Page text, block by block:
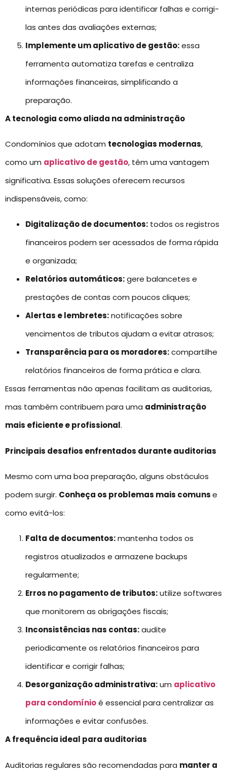
internas periódicas para identificar falhas e corrigi-
las antes das avaliações externas;
Implemente um aplicativo de gestão:essa
ferramenta automatiza tarefas e centraliza
informações financeiras, simplificando a
preparação.
A tecnologia como aliada na administração
Condomínios que adotam tecnologias modernas,
como um aplicativo de gestão, têm uma vantagem
significativa. Essas soluções oferecem recursos
indispensáveis, como:
Digitalização de documentos: todos os registros
financeiros podem ser acessados de forma rápida
e organizada;
Relatórios automáticos:gere balancetes e
prestações de contas com poucos cliques;
Alertas e lembretes:notificações sobre
vencimentos de tributos ajudam a evitar atrasos;
Transparência para os moradores:compartilhe
relatórios financeiros de forma prática e clara.
Essas ferramentas não apenas facilitam as auditorias,
mas também contribuem para uma administração
mais eficiente e profissional.
Principais desafios enfrentados durante auditorias
Mesmo com uma boa preparação, alguns obstáculos
podem surgir. Conheça os problemas mais comunse
como evitá-los:
Falta de documentos:mantenha todos os
registros atualizados e armazene backups
regularmente;
Erros no pagamento de tributos:utilize softwares
que monitorem as obrigações fiscais;
Inconsistências nas contas:audite
periodicamente os relatórios financeiros para
identificar e corrigir falhas;
Desorganização administrativa:um aplicativo
para condomínioé essencial para centralizar as
informações e evitar confusões.
A frequência ideal para auditorias
Auditorias regulares são recomendadas para manter a